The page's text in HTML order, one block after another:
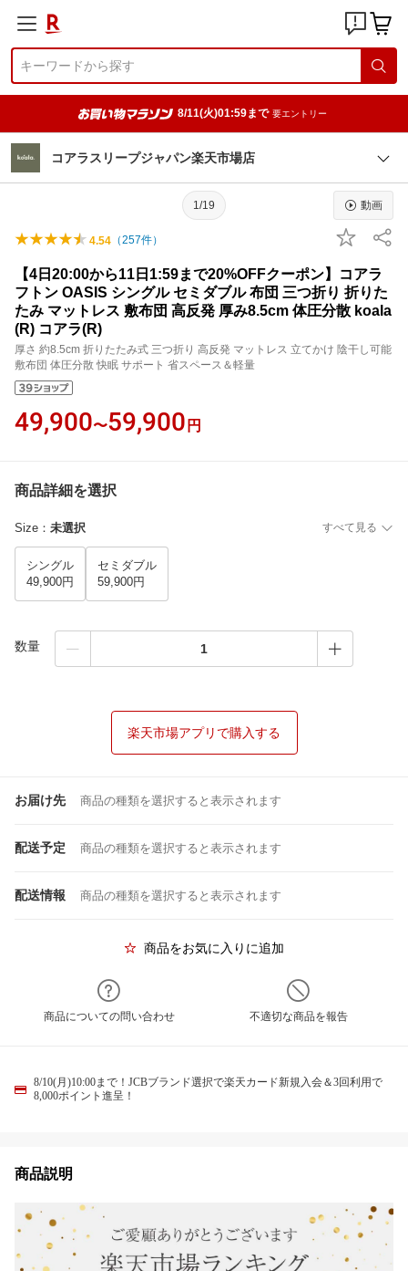
8/11(火)01:59まで 要エントリー
コアラスリープジャパン楽天市場店
1/19 動画
4.54 （257件）
【4日20:00から11日1:59まで20%OFFクーポン】コアラ
フトン OASIS シングル セミダブル 布団 三つ折り 折りた
たみ マットレス 敷布団 高反発 厚み8.5cm 体圧分散 koala
(R) コアラ(R)
厚さ 約8.5cm 折りたたみ式 三つ折り 高反発 マットレス 立てかけ 陰干し可能
敷布団 体圧分散 快眠 サポート 省スペース＆軽量
49,900〜59,900 円
商品詳細を選択
Size ： 未選択 すべて見る
シングル
49,900円
セミダブル
59,900円
数量
楽天市場アプリで購入する
お届け先 商品の種類を選択すると表示されます
配送予定 商品の種類を選択すると表示されます
配送情報 商品の種類を選択すると表示されます
商品をお気に入りに追加
商品についての問い合わせ 不適切な商品を報告
8/10(月)10:00まで！JCBブランド選択で楽天カード新規入会＆3回利用で
8,000ポイント進呈！
商品説明